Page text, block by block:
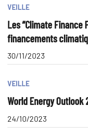
VEILLE
Les “Climate Finance
financements
30/11/2023
VEILLE
World Energy Outlook
24/10/2023